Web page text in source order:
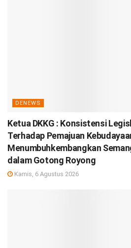
DENEWS
Ketua DKKG : Konsistensi
Terhadap Pemajuan
Menumbuhkembangkan
dalam Gotong Royong
Kamis, 6 Agustus 2026